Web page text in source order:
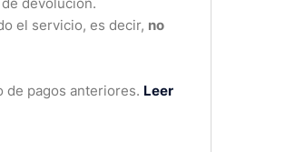
el servicio, es decir, no
de pagos anteriores. Leer